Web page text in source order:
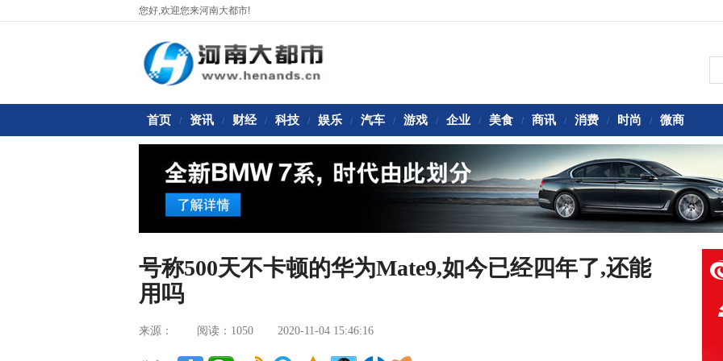
您好,欢迎您来河南大都市!
首页 / 资讯 / 财经 / 科技 / 娱乐 / 汽车 / 游戏 / 企业 / 美食 / 商讯 / 消费 / 时尚 / 微商
号称500天不卡顿的华为Mate9,如今已经四年了,还能
用吗
来源： 阅读：1050 2020-11-04 15:46:16